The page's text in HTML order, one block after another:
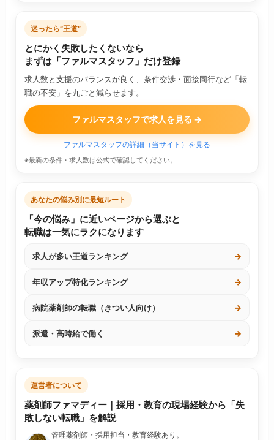
迷ったら“王道”
とにかく失敗したくないなら
まずは「ファルマスタッフ」だけ登録
求人数と支援のバランスが良く、条件交渉・面接同行など「転
職の不安」を丸ごと減らせます。
ファルマスタッフで求人を見る →
ファルマスタッフの詳細（当サイト）を見る
※最新の条件・求人数は公式で確認してください。
あなたの悩み別に最短ルート
「今の悩み」に近いページから選ぶと
転職は一気にラクになります
求人が多い王道ランキング →
年収アップ特化ランキング →
病院薬剤師の転職（きつい人向け） →
派遣・高時給で働く →
運営者について
薬剤師ファマディー｜採用・教育の現場経験から「失
敗しない転職」を解説
管理薬剤師・採用担当・教育経験あり。